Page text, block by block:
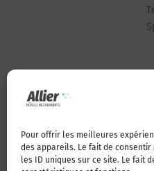
Pour offrir les meilleures
des appareils. Le fait de
les ID uniques sur ce site. Le fait